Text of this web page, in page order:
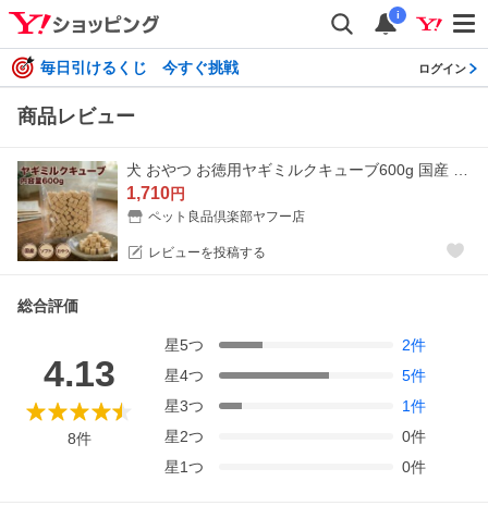
i
毎日引けるくじ 今すぐ挑戦 ログイン
商品レビュー
1,710円
ペット良品倶楽部ヤフー店
レビューを投稿する
総合評価
4.13
8件
星5つ 2件
星4つ 5件
星3つ 1件
星2つ 0件
星1つ 0件